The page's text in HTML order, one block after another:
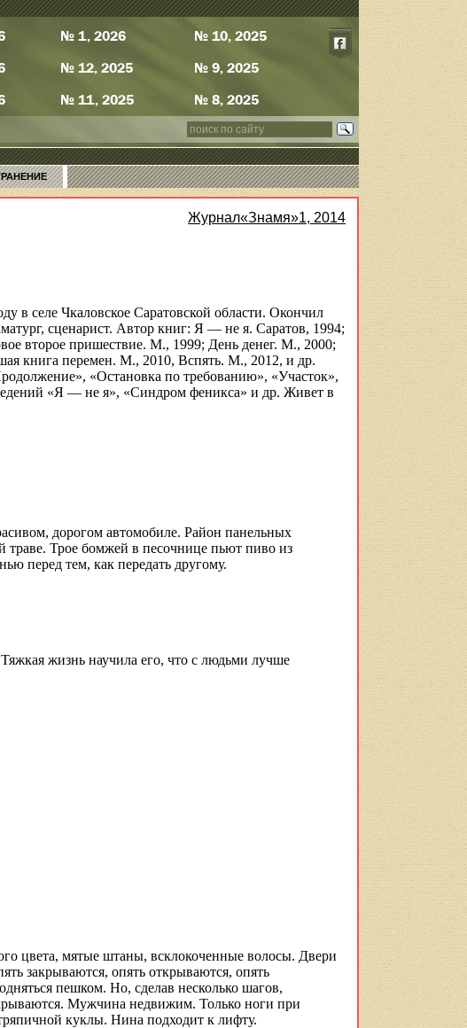
№ 1, 2026
№ 12, 2025
№ 11, 2025
№ 10, 2025
№ 9, 2025
№ 8, 2025
Журнал«Знамя»1, 2014
в селе Чкаловское Саратовской области. Окончил
сценарист. Автор книг: Я — не я. Саратов, 1994;
второе пришествие. М., 1999; День денег. М., 2000;
книга перемен. М., 2010, Вспять. М., 2012, и др.
«Остановка по требованию», «Участок»,
«Я — не я», «Синдром феникса» и др. Живет в
дорогом автомобиле. Район панельных
траве. Трое бомжей в песочнице пьют пиво из
перед тем, как передать другому.
жизнь научила его, что с людьми лучше
цвета, мятые штаны, всклокоченные волосы. Двери
закрываются, опять открываются, опять
пешком. Но, сделав несколько шагов,
Мужчина недвижим. Только ноги при
куклы. Нина подходит к лифту.